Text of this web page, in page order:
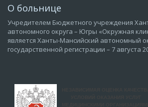
О больнице
Учредителем Бюджетного учреждения
автономного округа – Югры «Окружная
является Ханты-Мансийский автономный
государственной регистрации – 7 августа